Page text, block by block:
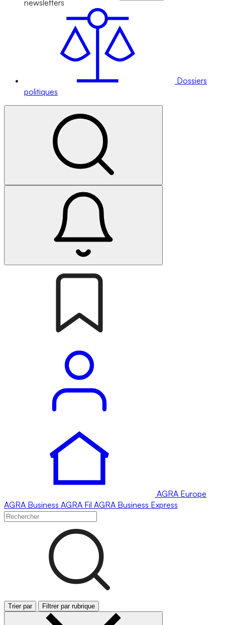
newsletters
Dossiers
politiques
AGRA Europe
AGRA Business AGRA Fil AGRA Business Express
Trier par Filtrer par rubrique